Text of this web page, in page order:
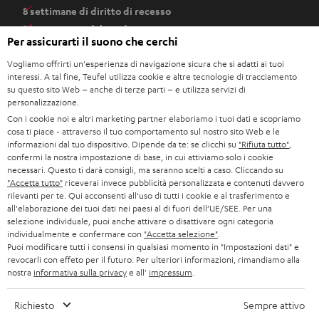
u
n
a
u
o
a
s
h
e
8 settimane di diritto di recesso
Direttamente dal produttore
7 negozi Teufel
Consigli
Competenze
Universo Teufel
Svago
Teufel Shop
Contatti
Newsletter
Netiquette
Impostazioni privacy
Privacy
Impressum
Deutsch
Français
Per assicurarti il suono che cerchi
Vogliamo offrirti un'esperienza di navigazione sicura che si adatti ai tuoi
interessi. A tal fine, Teufel utilizza cookie e altre tecnologie di tracciamento
su questo sito Web – anche di terze parti – e utilizza servizi di
personalizzazione.
Con i cookie noi e altri marketing partner elaboriamo i tuoi dati e scopriamo
cosa ti piace - attraverso il tuo comportamento sul nostro sito Web e le
informazioni dal tuo dispositivo. Dipende da te: se clicchi su "Rifiuta tutto"
confermi la nostra impostazione di base, in cui attiviamo solo i cookie
necessari. Questo ti darà consigli, ma saranno scelti a caso. Cliccando su
"Accetta tutto" riceverai invece pubblicità personalizzata e contenuti davvero
rilevanti per te. Qui acconsenti all'uso di tutti i cookie e al trasferimento e
all'elaborazione dei tuoi dati nei paesi al di fuori dell’UE/SEE. Per una
selezione individuale, puoi anche attivare o disattivare ogni categoria
individualmente e confermare con "Accetta selezione"
Puoi modificare tutti i consensi in qualsiasi momento in "Impostazioni dati" e
revocarli con effeto per il futuro. Per ulteriori informazioni, rimandiamo alla
nostra informativa sulla privacye all' impressum
Richiesto Sempre attivo